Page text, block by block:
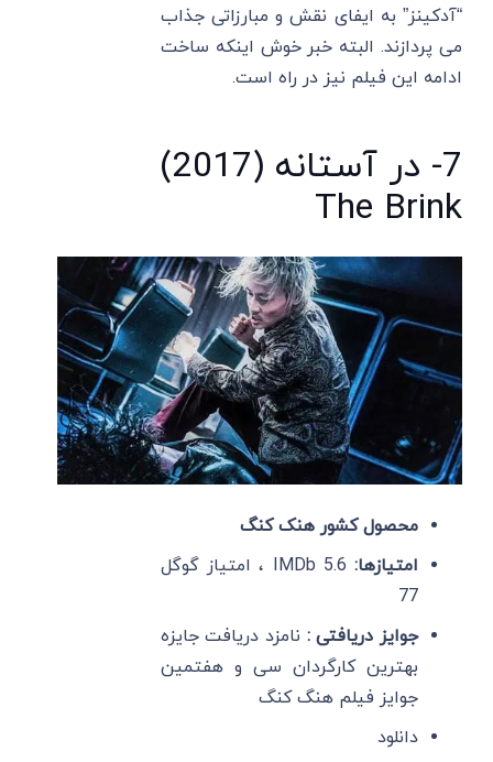
“آدکینز” به ایفای نقش و مبارزاتی جذاب
می پردازند. البته خبر خوش اینکه ساخت
ادامه این فیلم نیز در راه است.
7- در آستانه (2017)
The Brink
محصول کشور هنک کنگ
امتیازها:
IMDb 5.6 ، امتیاز گوگل
77
جوایز دریافتی : نامزد دریافت جایزه
بهترین کارگردان سی و هفتمین
جوایز فیلم هنگ کنگ
دانلود